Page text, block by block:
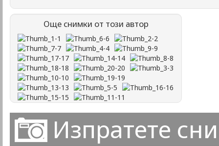
Още снимки от този автор
Изпратете